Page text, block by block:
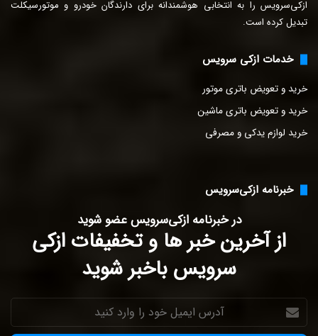
ک
ن
د
ازکی‌سرویس را به انتخابی هوشمندانه برای دارندگان خودرو و موتورسیکلت
تبدیل کرده است.
خدمات ازکی سرویس
خرید و تعویض باتری موتور
خرید و تعویض باتری ماشین
خرید لوازم یدکی و مصرفی
خبرنامه ازکی‌سرویس
در خبرنامه ازکی‌سرویس عضو شوید
از آخرین خبر ها و تخفیفات ازکی
سرویس باخبر شوید
آدرس
ایمیل